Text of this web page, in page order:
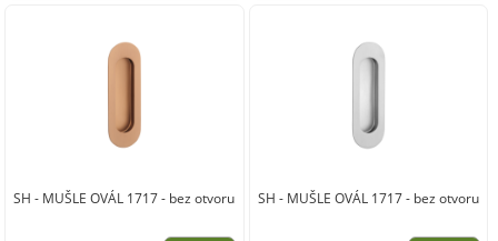
SH - MUŠLE OVÁL 1717 - bez otvoru SH - MUŠLE OVÁL 1717 - bez otvoru